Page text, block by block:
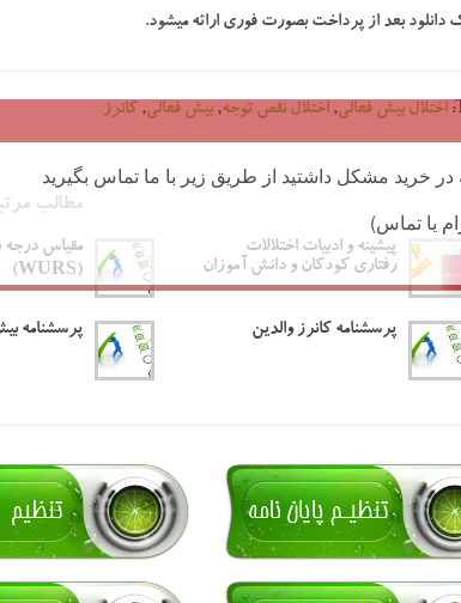
دانلود بعد از پرداخت بصورت فوری ارائه میشود.
اختلال بیش فعالی, اختلال نقص توجه, بیش فعالی, کانرز
مطالب
پیشینه و ادبیات اختلالات
رفتاری کودکان و دانش آموزان
مقیاس درجه
(WURS)
پرسشنامه کانرز والدین پرسشنامه
خرید مشکل داشتید از طریق زیر با ما تماس بگیرید